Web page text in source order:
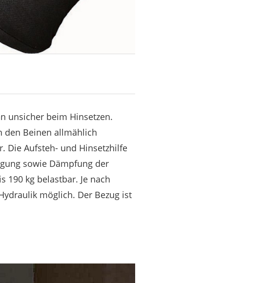
unsicher beim Hinsetzen.
den Beinen allmählich
Die Aufsteh- und Hinsetzhilfe
sowie Dämpfung der
190 kg belastbar. Je nach
möglich. Der Bezug ist